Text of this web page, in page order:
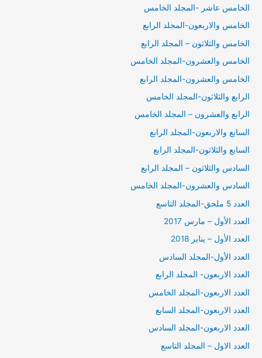
الخامس عاشر -المجلد الخامس
الخامس والاربعون-المجلد الرابع
الخامس والثلاثون – المجلد الرابع
الخامس والعشرون-المجلد الخامس
الخامس والعشرون-المجلد الرابع
الرابع والثلاثون-المجلد الخامس
الرابع والعشرون – المجلد الخامس
السابع والاربعون-المجلد الرابع
السابع والثلاثون-المجلد الرابع
السادس والثلاثون – المجلد الرابع
السادس والعشرون-المجلد الخامس
العدد 5 ملحق-المجلد التاسع
العدد الأول – مارس 2017
العدد الأول – يناير 2018
العدد الأول-المجلد السادس
العدد الاربعون- المجلد الرابع
العدد الاربعون-المجلد الخامس
العدد الاربعون-المجلد السابع
العدد الاربعون-المجلد السادس
العدد الاول – المجلد التاسع